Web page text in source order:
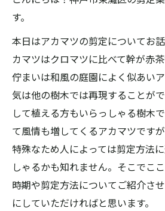
す。
本日はアカマツの剪定についてお
カマツはクロマツに比べて幹が赤
佇まいは和風の庭園によく似あい
気は他の樹木では再現することが
して植える方もいらっしゃる樹木
て風情も増してくるアカマツです
特殊なため人によっては剪定方法
しゃるかも知れません。そこでこ
時期や剪定方法についてご紹介さ
にしていただければと思います。